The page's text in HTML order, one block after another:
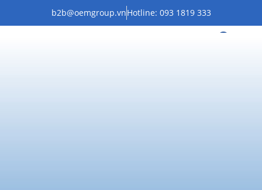
b2b@oemgroup.vnHotline: 093 1819 333